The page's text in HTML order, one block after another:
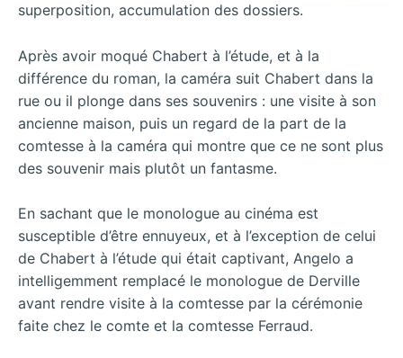
superposition, accumulation des dossiers.
Après avoir moqué Chabert à l’étude, et à la
différence du roman, la caméra suit Chabert dans la
rue ou il plonge dans ses souvenirs : une visite à son
ancienne maison, puis un regard de la part de la
comtesse à la caméra qui montre que ce ne sont plus
des souvenir mais plutôt un fantasme.
En sachant que le monologue au cinéma est
susceptible d’être ennuyeux, et à l’exception de celui
de Chabert à l’étude qui était captivant, Angelo a
intelligemment remplacé le monologue de Derville
avant rendre visite à la comtesse par la cérémonie
faite chez le comte et la comtesse Ferraud.